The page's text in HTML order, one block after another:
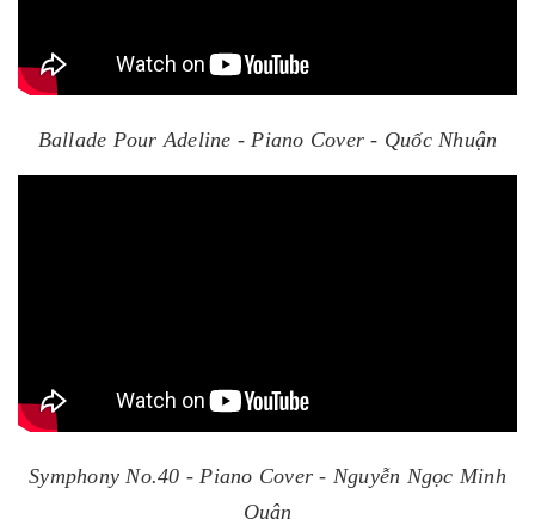
Ballade Pour Adeline - Piano Cover - Quốc Nhuận
Symphony No.40 - Piano Cover - Nguyễn Ngọc Minh
Quân